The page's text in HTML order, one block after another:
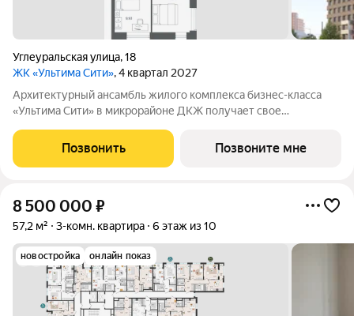
Углеуральская улица,18
ЖК «Ультима Сити», 4 квартал 2027
Архитектурный ансамбль жилого комплекса бизнес-класса
«Ультима Сити» в микрорайоне ДКЖ получает свое
воплощает в себе современные стандарты городского жилья,
сочетая технологичность, эстетику и
Позвонить Позвоните мне
8 500 000 ₽
57,2 м² 3-комн. квартира 6 этаж из 10
новостройка онлайн показ